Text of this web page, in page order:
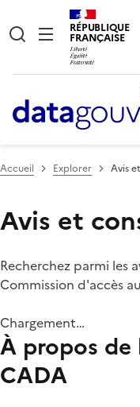
RÉPUBLIQUE
FRANÇAISE
Accueil Explorer Avis
Avis et
Recherchez parmi les
Commission d'accès
Chargement…
À propos de
CADA